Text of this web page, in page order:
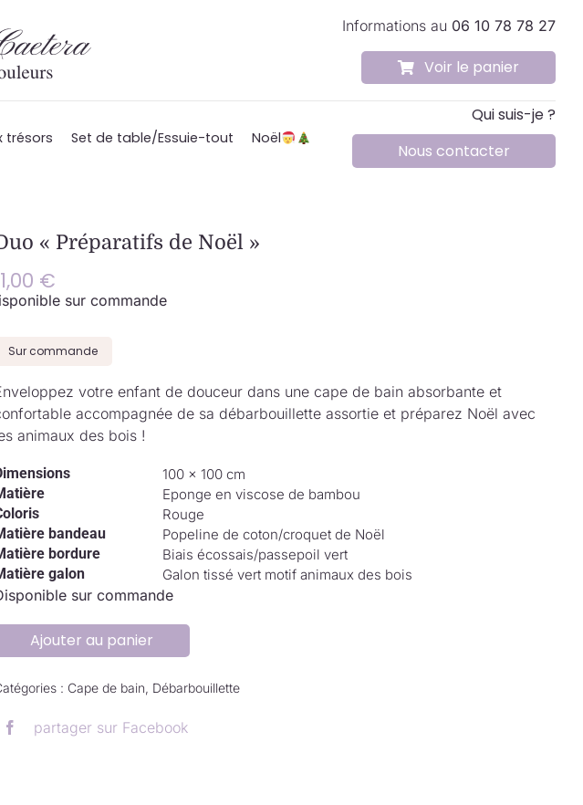
Informations au 06 10 78 78 27
Voir le panier
trésors Set de table/Essuie-tout Noël
Qui suis-je ?
Nous contacter
« Préparatifs de Noël »
€
sur commande
Sur commande
votre enfant de douceur dans une cape de bain absorbante et
accompagnée de sa débarbouillette assortie et préparez Noël avec
animaux des bois !
100 × 100 cm
Eponge en viscose de bambou
Rouge
bandeau
Popeline de coton/croquet de Noël
bordure
Biais écossais/passepoil vert
galon
Galon tissé vert motif animaux des bois
sur commande
Ajouter au panier
: Cape de bain, Débarbouillette
partager sur Facebook